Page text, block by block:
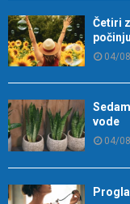
Četiri
počinju
04/
vode
04/